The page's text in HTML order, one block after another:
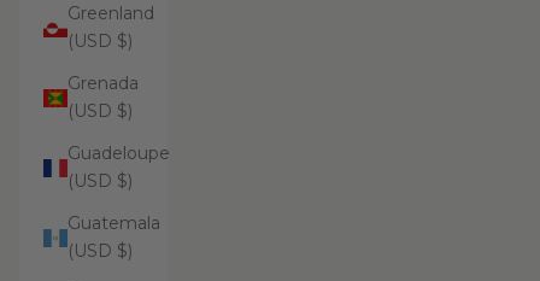
Greenland
(USD $)
Grenada
(USD $)
Guadeloupe
(USD $)
Guatemala
(USD $)